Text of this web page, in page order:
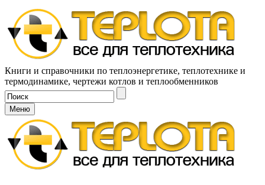
Книги и справочники по теплоэнергетике, теплотехнике и
термодинамике, чертежи котлов и теплообменников
Меню